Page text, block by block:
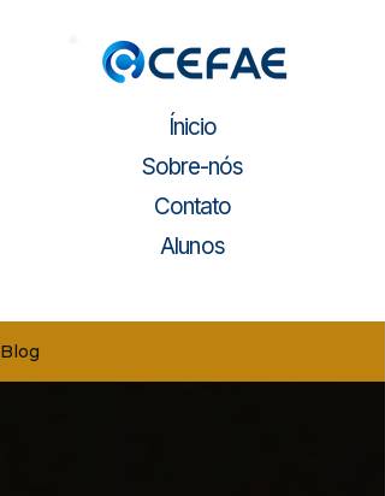
Ínicio
Sobre-nós
Contato
Alunos
Blog